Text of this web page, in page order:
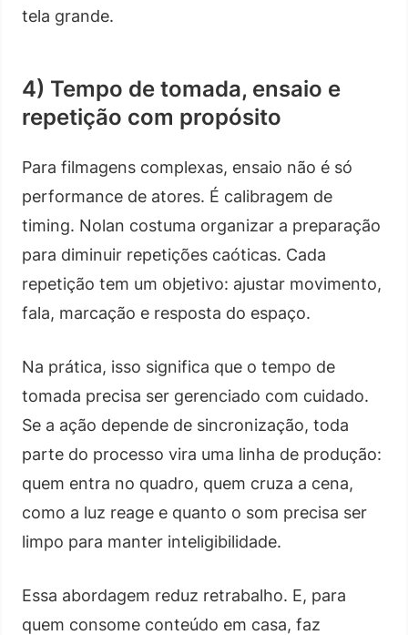
tela grande.
4) Tempo de tomada, ensaio e
repetição com propósito
Para filmagens complexas, ensaio não é só
performance de atores. É calibragem de
timing. Nolan costuma organizar a preparação
para diminuir repetições caóticas. Cada
repetição tem um objetivo: ajustar movimento,
fala, marcação e resposta do espaço.
Na prática, isso significa que o tempo de
tomada precisa ser gerenciado com cuidado.
Se a ação depende de sincronização, toda
parte do processo vira uma linha de produção:
quem entra no quadro, quem cruza a cena,
como a luz reage e quanto o som precisa ser
limpo para manter inteligibilidade.
Essa abordagem reduz retrabalho. E, para
quem consome conteúdo em casa, faz